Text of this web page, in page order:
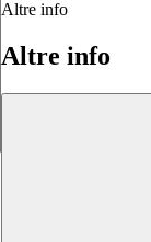
Altre info
Altre info